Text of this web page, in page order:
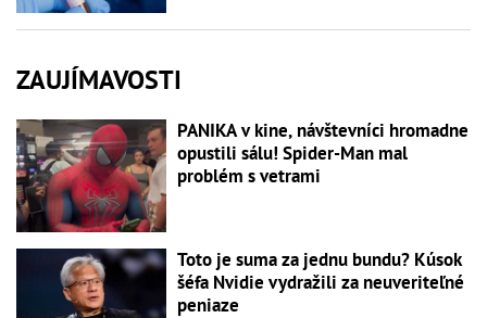
ZAUJÍMAVOSTI
PANIKA v kine, návštevníci hromadne
opustili sálu! Spider-Man mal
problém s vetrami
Toto je suma za jednu bundu? Kúsok
šéfa Nvidie vydražili za neuveriteľné
peniaze